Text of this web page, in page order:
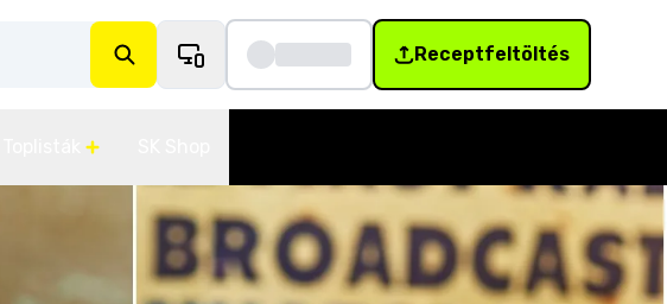
Receptfeltöltés